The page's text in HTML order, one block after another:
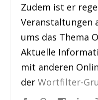
Zudem ist er
Veranstaltungen
ums das Thema
Aktuelle
mit anderen
derWortfilter-